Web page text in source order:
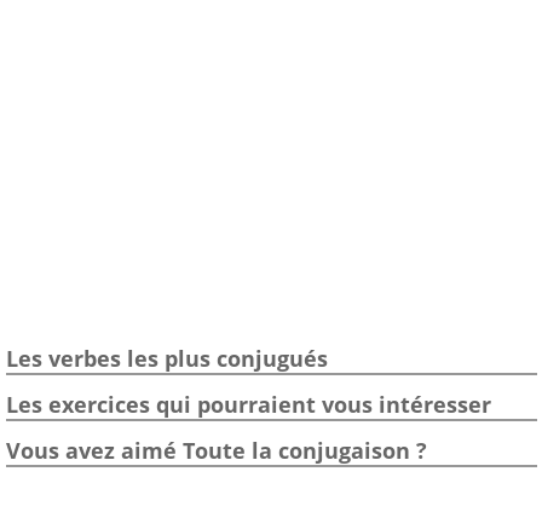
Les verbes les plus conjugués
Les exercices qui pourraient vous intéresser
Vous avez aimé Toute la conjugaison ?